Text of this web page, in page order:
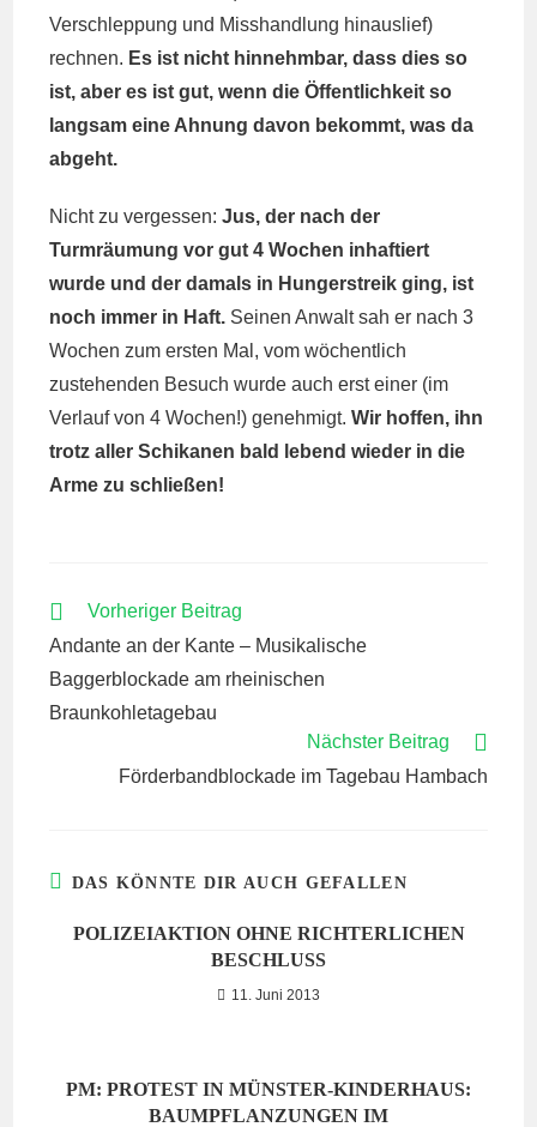
Verschleppung und Misshandlung hinauslief)
rechnen. Es ist nicht hinnehmbar, dass dies so
ist, aber es ist gut, wenn die Öffentlichkeit so
langsam eine Ahnung davon bekommt, was da
abgeht.
Nicht zu vergessen:Jus, der nach der
Turmräumung vor gut 4 Wochen inhaftiert
wurde und der damals in Hungerstreik ging, ist
noch immer in Haft. Seinen Anwalt sah er nach 3
Wochen zum ersten Mal, vom wöchentlich
zustehenden Besuch wurde auch erst einer (im
Verlauf von 4 Wochen!) genehmigt.Wir hoffen, ihn
trotz aller Schikanen bald lebend wieder in die
Arme zu schließen!
WEITERE
ANSEHEN
Vorheriger Beitrag
Andante an der Kante – Musikalische
Baggerblockade am rheinischen
Braunkohletagebau
Nächster Beitrag
Förderbandblockade im Tagebau Hambach
DAS KÖNNTE DIR AUCH GEFALLEN
POLIZEIAKTION OHNE RICHTERLICHEN
BESCHLUSS
11. Juni 2013
PM: PROTEST IN MÜNSTER-KINDERHAUS:
BAUMPFLANZUNGEN IM